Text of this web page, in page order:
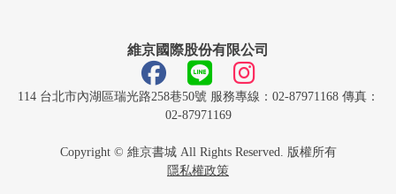
維京國際股份有限公司
114 台北市內湖區瑞光路258巷50號 服務專線：02-87971168 傳真：
02-87971169
Copyright © 維京書城 All Rights Reserved. 版權所有
隱私權政策